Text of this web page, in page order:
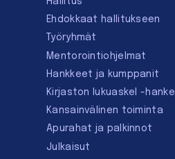
Ehdokkaat hallitukseen
Työryhmät
Mentorointi­ohjelmat
Hankkeet ja kumppanit
Kirjaston lukuaskel -hanke
Kansainvälinen toiminta
Apurahat ja palkinnot
Julkaisut